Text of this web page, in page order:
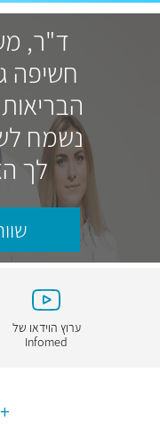
ד"ר,
חשיפה
נשמח
לך
ערוץ הוידאו של
Infomed